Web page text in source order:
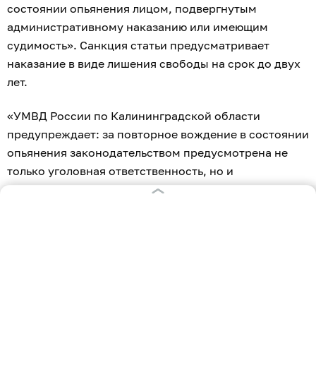
состоянии опьянения лицом, подвергнутым
административному наказанию или имеющим
судимость». Санкция статьи предусматривает
наказание в виде лишения свободы на срок до двух
лет.
«УМВД России по Калининградской области
предупреждает: за повторное вождение в состоянии
опьянения законодательством предусмотрена не
только уголовная ответственность, но и
конфискация транспортного средства в пользу